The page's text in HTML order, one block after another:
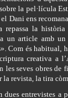
la pel·lícula
Dani ens
repassa la
un article amb
Com és habitual,
creativa a
les seves obres
la revista, la tira
dues entrevistes